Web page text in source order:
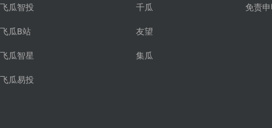
飞瓜智投
飞瓜B站
飞瓜智星
飞瓜易投
千瓜
友望
集瓜
免责